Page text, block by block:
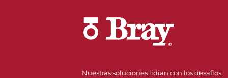
Nuestras soluciones lidian con los desafíos